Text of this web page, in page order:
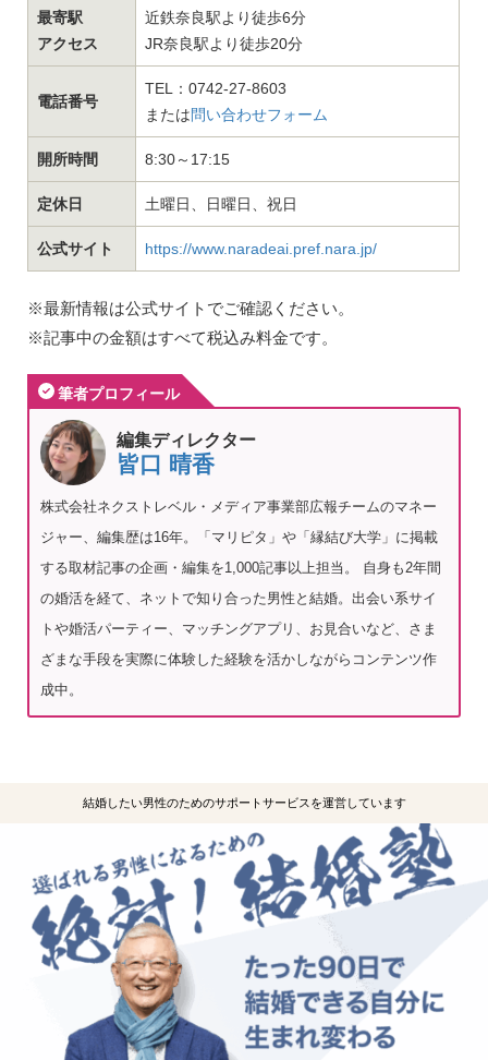
最寄駅
アクセス
近鉄奈良駅より徒歩6分
JR奈良駅より徒歩20分
電話番号
TEL：0742-27-8603
または問い合わせフォーム
開所時間 8:30～17:15
定休日 土曜日、日曜日、祝日
公式サイト https://www.naradeai.pref.nara.jp/
※最新情報は公式サイトでご確認ください。
※記事中の金額はすべて税込み料金です。
筆者プロフィール
編集ディレクター
皆口 晴香
株式会社ネクストレベル・メディア事業部広報チームのマネー
ジャー、編集歴は16年。「マリピタ」や「縁結び大学」に掲載
する取材記事の企画・編集を1,000記事以上担当。 自身も2年間
の婚活を経て、ネットで知り合った男性と結婚。出会い系サイ
トや婚活パーティー、マッチングアプリ、お見合いなど、さま
ざまな手段を実際に体験した経験を活かしながらコンテンツ作
成中。
結婚したい男性のためのサポートサービスを運営しています